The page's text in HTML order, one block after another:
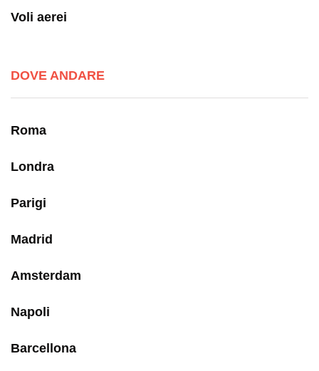
Voli aerei
DOVE ANDARE
Roma
Londra
Parigi
Madrid
Amsterdam
Napoli
Barcellona